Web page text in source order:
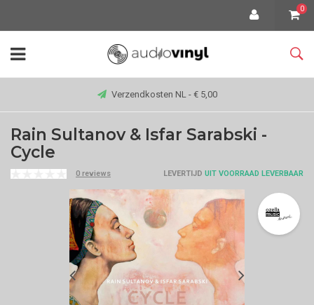
0
Verzendkosten NL - € 5,00
Rain Sultanov & Isfar Sarabski -
Cycle
0 reviews LEVERTIJD UIT VOORRAAD LEVERBAAR